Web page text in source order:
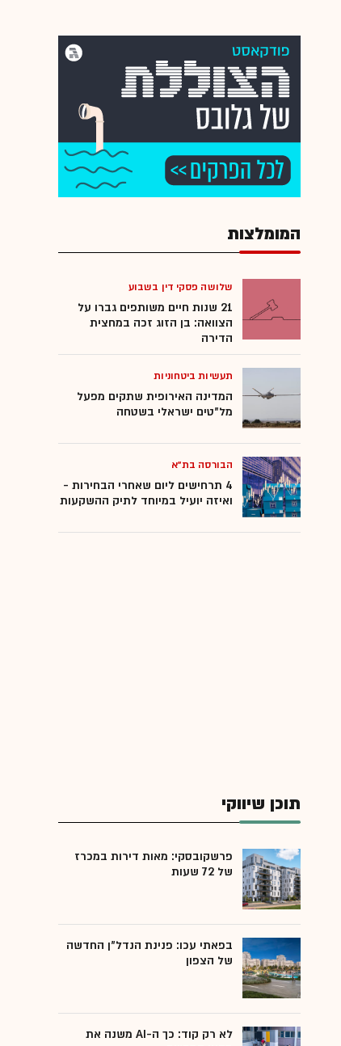
המומלצות
שלושה פסקי דין בשבוע
21 שנות חיים משותפים גברו על
הצוואה: בן הזוג זכה במחצית
הדירה
תעשיות ביטחוניות
המדינה האירופית שתקים מפעל
מל"טים ישראלי בשטחה
הבורסה בת"א
4 תרחישים ליום שאחרי הבחירות -
ואיזה יועיל במיוחד לתיק ההשקעות
תוכן שיווקי
פרשקובסקי: מאות דירות במכרז
של 72 שעות
בפאתי עכו: פנינת הנדל"ן החדשה
של הצפון
לא רק קוד: כך ה-AI משנה את